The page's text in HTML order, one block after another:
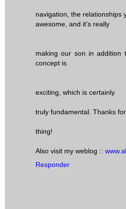
navigation, the relationships
awesome, and it's really
making our son in addition
concept is
exciting, which is certainly
truly fundamental. Thanks
thing!
Also visit my weblog ::
Responder